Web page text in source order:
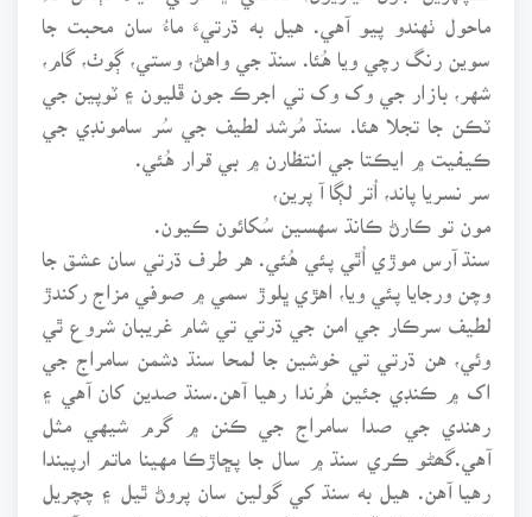
ماحول ٺهندو پيو آهي. هيل به ڌرتيءَ ماءُ سان محبت جا
سوين رنگ رچي ويا هُئا. سنڌ جي واهڻ، وستي، ڳوٺ، گام،
شهر، بازار جي وک وک تي اجرڪ جون ڦليون ۽ ٽوپين جي
ٽڪن جا تجلا هئا. سنڌ مُرشد لطيف جي سُر سامونڊي جي
ڪيفيت ۾ ايڪتا جي انتظارن ۾ بي قرار هُئي.
سر نسريا پاند، اُتر لڳا آ پرين،
مون تو ڪارڻ ڪانڌ سهسين سُکائون ڪيون.
سنڌ آرس موڙي اُٿي پئي هُئي. هر طرف ڌرتي سان عشق جا
وچن ورجايا پئي ويا، اهڙي ڀلوڙ سمي ۾ صوفي مزاج رکندڙ
لطيف سرڪار جي امن جي ڌرتي تي شام غريبان شروع ٿي
وئي، هن ڌرتي تي خوشين جا لمحا سنڌ دشمن سامراج جي
اک ۾ ڪنڊي جئين هُرندا رهيا آهن.سنڌ صدين کان آهي ۽
رهندي جي صدا سامراج جي ڪنن ۾ گرم شيهي مثل
آهي.گھڻو ڪري سنڌ ۾ سال جا پڇاڙڪا مهينا ماتم ارپيندا
رهيا آهن. هيل به سنڌ کي گولين سان پروڻ ٿيل ۽ چچريل